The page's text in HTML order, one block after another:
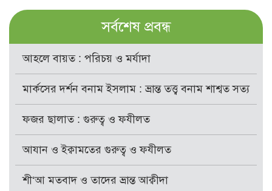
সর্বশেষ প্রবন্ধ
আহলে বায়ত : পরিচয় ও মর্যাদা
মার্কসের দর্শন বনাম ইসলাম : ভ্রান্ত তত্ত্ব বনাম শাশ্বত সত্য
ফজর ছালাত : গুরুত্ব ও ফযীলত
আযান ও ইক্বামতের গুরুত্ব ও ফযীলত
শী‘আ মতবাদ ও তাদের ভ্রান্ত আক্বীদা